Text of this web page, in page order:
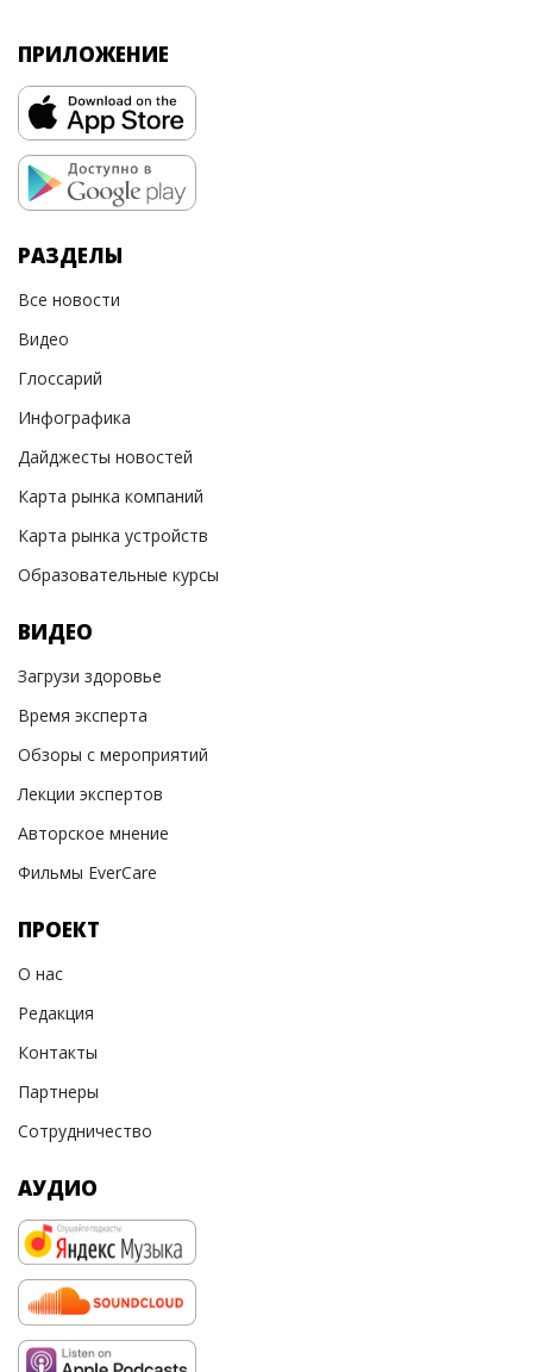
ПРИЛОЖЕНИЕ
РАЗДЕЛЫ
Все новости
Видео
Глоссарий
Инфографика
Дайджесты новостей
Карта рынка компаний
Карта рынка устройств
Образовательные курсы
ВИДЕО
Загрузи здоровье
Время эксперта
Обзоры с мероприятий
Лекции экспертов
Авторское мнение
Фильмы EverCare
ПРОЕКТ
О нас
Редакция
Контакты
Партнеры
Сотрудничество
АУДИО